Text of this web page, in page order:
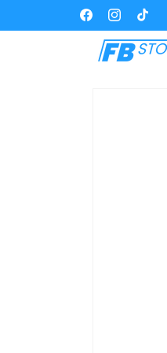
content
FacebookInstagram
TikTok